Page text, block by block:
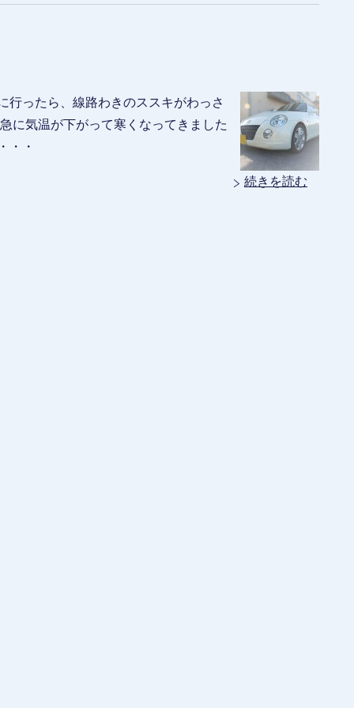
行ったら、線路わきのススキがわっさ
に気温が下がって寒くなってきました
・・
続きを読む